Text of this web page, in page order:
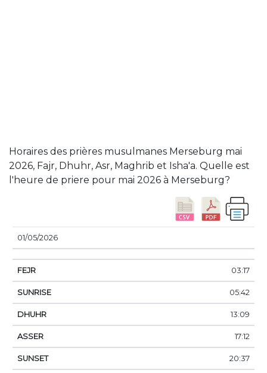
Horaires des prières musulmanes Merseburg mai
2026, Fajr, Dhuhr, Asr, Maghrib et Isha'a. Quelle est
l'heure de priere pour mai 2026 à Merseburg?
DATE
01/05/2026
03:17
05:42
13:09
17:12
20:37